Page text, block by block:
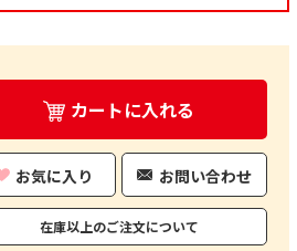
カートに入れる
お気に入り お問い合わせ
在庫以上のご注文について